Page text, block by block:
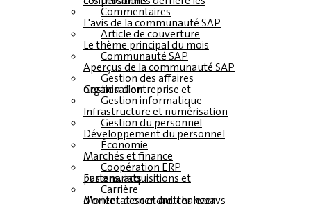
Commentaires
L'avis de la communauté SAP
Article de couverture
Le thème principal du mois
Communauté SAP
Aperçus de la communauté SAP
Gestion des affaires
Gestion d'entreprise et organisation
Gestion informatique
Infrastructure et numérisation
Gestion du personnel
Développement du personnel
Économie
Marchés et finance
Coopération ERP
Fusions, acquisitions et partenariats
Carrière
Monter, descendre, changer d'orientation et quitter le pays